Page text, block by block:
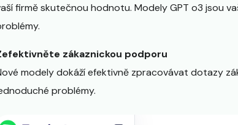
firmě skutečnou hodnotu. Modely GPT o3 jsou
zákaznickou podporu
modely dokáží efektivně zpracovávat dotazy
problémy.